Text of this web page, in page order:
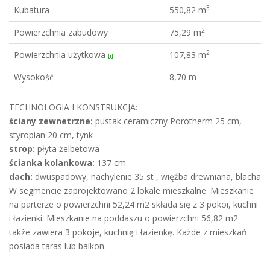
Kubatura
550,82 m3
Powierzchnia zabudowy 75,29 m2
Powierzchnia użytkowa [i] 107,83 m2
Wysokość 8,70 m
TECHNOLOGIA I KONSTRUKCJA:
ściany zewnetrzne: pustak ceramiczny Porotherm 25 cm,
styropian 20 cm, tynk
strop: płyta żelbetowa
ścianka kolankowa: 137 cm
dach: dwuspadowy, nachylenie 35 st , więźba drewniana, blacha
W segmencie zaprojektowano 2 lokale mieszkalne. Mieszkanie
na parterze o powierzchni 52,24 m2 składa się z 3 pokoi, kuchni
i łazienki. Mieszkanie na poddaszu o powierzchni 56,82 m2
także zawiera 3 pokoje, kuchnię i łazienkę. Każde z mieszkań
posiada taras lub balkon.